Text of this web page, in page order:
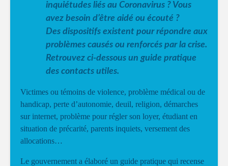
inquiétudes liés au Coronavirus ? Vous
avez besoin d’être aidé ou écouté ?
Des dispositifs existent pour répondre aux
problèmes causés ou renforcés par la crise.
Retrouvez ci-dessous un guide pratique
des contacts utiles.
Victimes ou témoins de violence, problème médical ou de
handicap, perte d’autonomie, deuil, religion, démarches
sur internet, problème pour régler son loyer, étudiant en
situation de précarité, parents inquiets, versement des
allocations…
Le gouvernement a élaboré un guide pratique qui recense